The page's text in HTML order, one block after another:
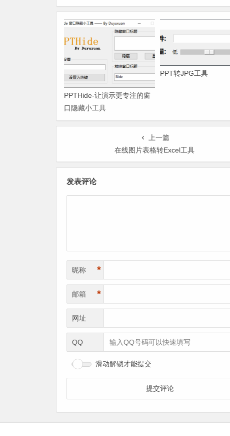
PPTHide-让演示更专注的窗
口隐藏小工具
PPT转JPG工具
上一篇
在线图片表格转Excel工具
发表评论
昵称 *
邮箱 *
网址
QQ
滑动解锁才能提交